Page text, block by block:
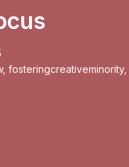
, fosteringcreativeminority,